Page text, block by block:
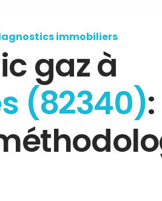
immobiliers
gaz à
(82340):